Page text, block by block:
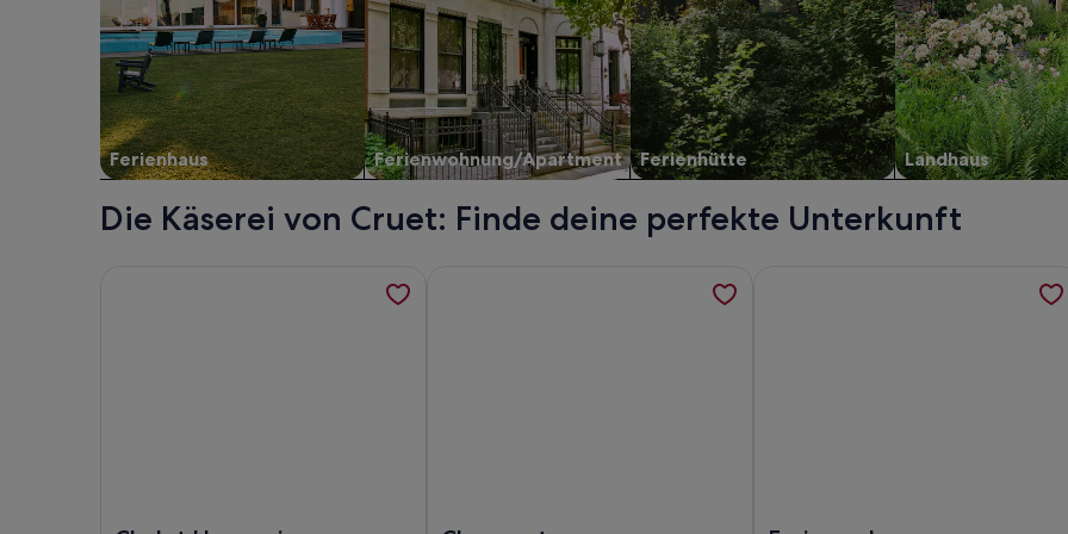
Ferienhaus Ferienwohnung/Apartment Ferienhütte Landhaus
Die Käserei von Cruet: Finde deine perfekte Unterkunft